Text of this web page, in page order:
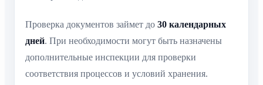
Проверка документов займет до 30 календарных
дней. При необходимости могут быть назначены
дополнительные инспекции для проверки
соответствия процессов и условий хранения.